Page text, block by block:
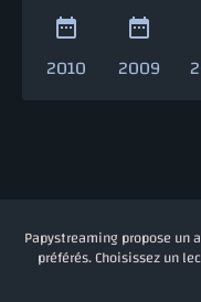
2010 2009
Papystreaming propose
préférés. Choisissez un